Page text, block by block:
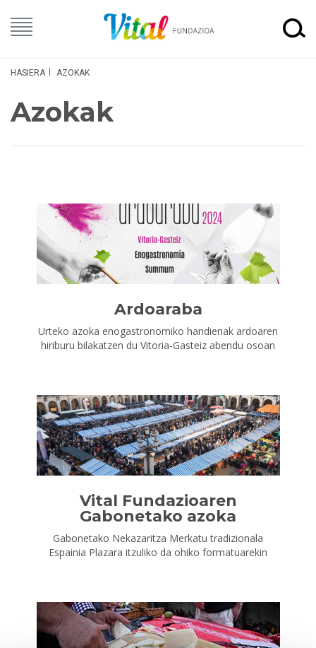
HASIERA AZOKAK
Azokak
Ardoaraba
Urteko azoka enogastronomiko handienak ardoaren
hiriburu bilakatzen du Vitoria-Gasteiz abendu osoan
Vital Fundazioaren
Gabonetako azoka
Gabonetako Nekazaritza Merkatu tradizionala
Espainia Plazara itzuliko da ohiko formatuarekin